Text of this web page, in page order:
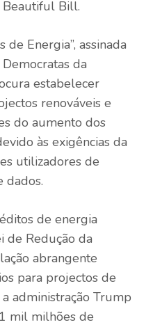
Beautiful Bill.
de Energia”, assinada
da
estabelecer
renováveis ​​e
do aumento dos
às exigências da
utilizadores de
dados.
de energia
de Redução da
abrangente
para projectos de
administração Trump
mil milhões de